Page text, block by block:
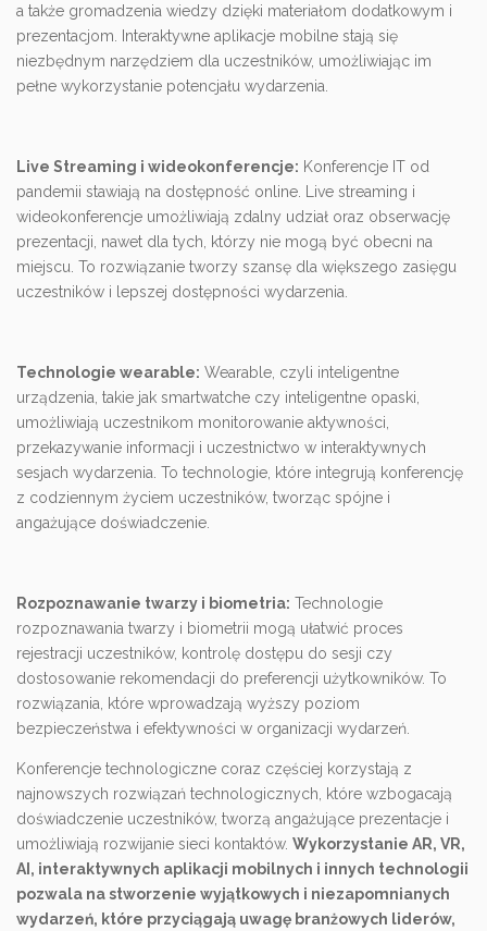
a także gromadzenia wiedzy dzięki materiałom dodatkowym i
prezentacjom. Interaktywne aplikacje mobilne stają się
niezbędnym narzędziem dla uczestników, umożliwiając im
pełne wykorzystanie potencjału wydarzenia.
Live Streaming i wideokonferencje: Konferencje IT od
pandemii stawiają na dostępność online. Live streaming i
wideokonferencje umożliwiają zdalny udział oraz obserwację
prezentacji, nawet dla tych, którzy nie mogą być obecni na
miejscu. To rozwiązanie tworzy szansę dla większego zasięgu
uczestników i lepszej dostępności wydarzenia.
Technologie wearable: Wearable, czyli inteligentne
urządzenia, takie jak smartwatche czy inteligentne opaski,
umożliwiają uczestnikom monitorowanie aktywności,
przekazywanie informacji i uczestnictwo w interaktywnych
sesjach wydarzenia. To technologie, które integrują konferencję
z codziennym życiem uczestników, tworząc spójne i
angażujące doświadczenie.
Rozpoznawanie twarzy i biometria: Technologie
rozpoznawania twarzy i biometrii mogą ułatwić proces
rejestracji uczestników, kontrolę dostępu do sesji czy
dostosowanie rekomendacji do preferencji użytkowników. To
rozwiązania, które wprowadzają wyższy poziom
bezpieczeństwa i efektywności w organizacji wydarzeń.
Konferencje technologiczne coraz częściej korzystają z
najnowszych rozwiązań technologicznych, które wzbogacają
doświadczenie uczestników, tworzą angażujące prezentacje i
umożliwiają rozwijanie sieci kontaktów. Wykorzystanie AR, VR,
AI, interaktywnych aplikacji mobilnych i innych technologii
pozwala na stworzenie wyjątkowych i niezapomnianych
wydarzeń, które przyciągają uwagę branżowych liderów,